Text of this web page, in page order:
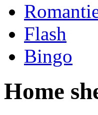
Flash
Bingo
Home